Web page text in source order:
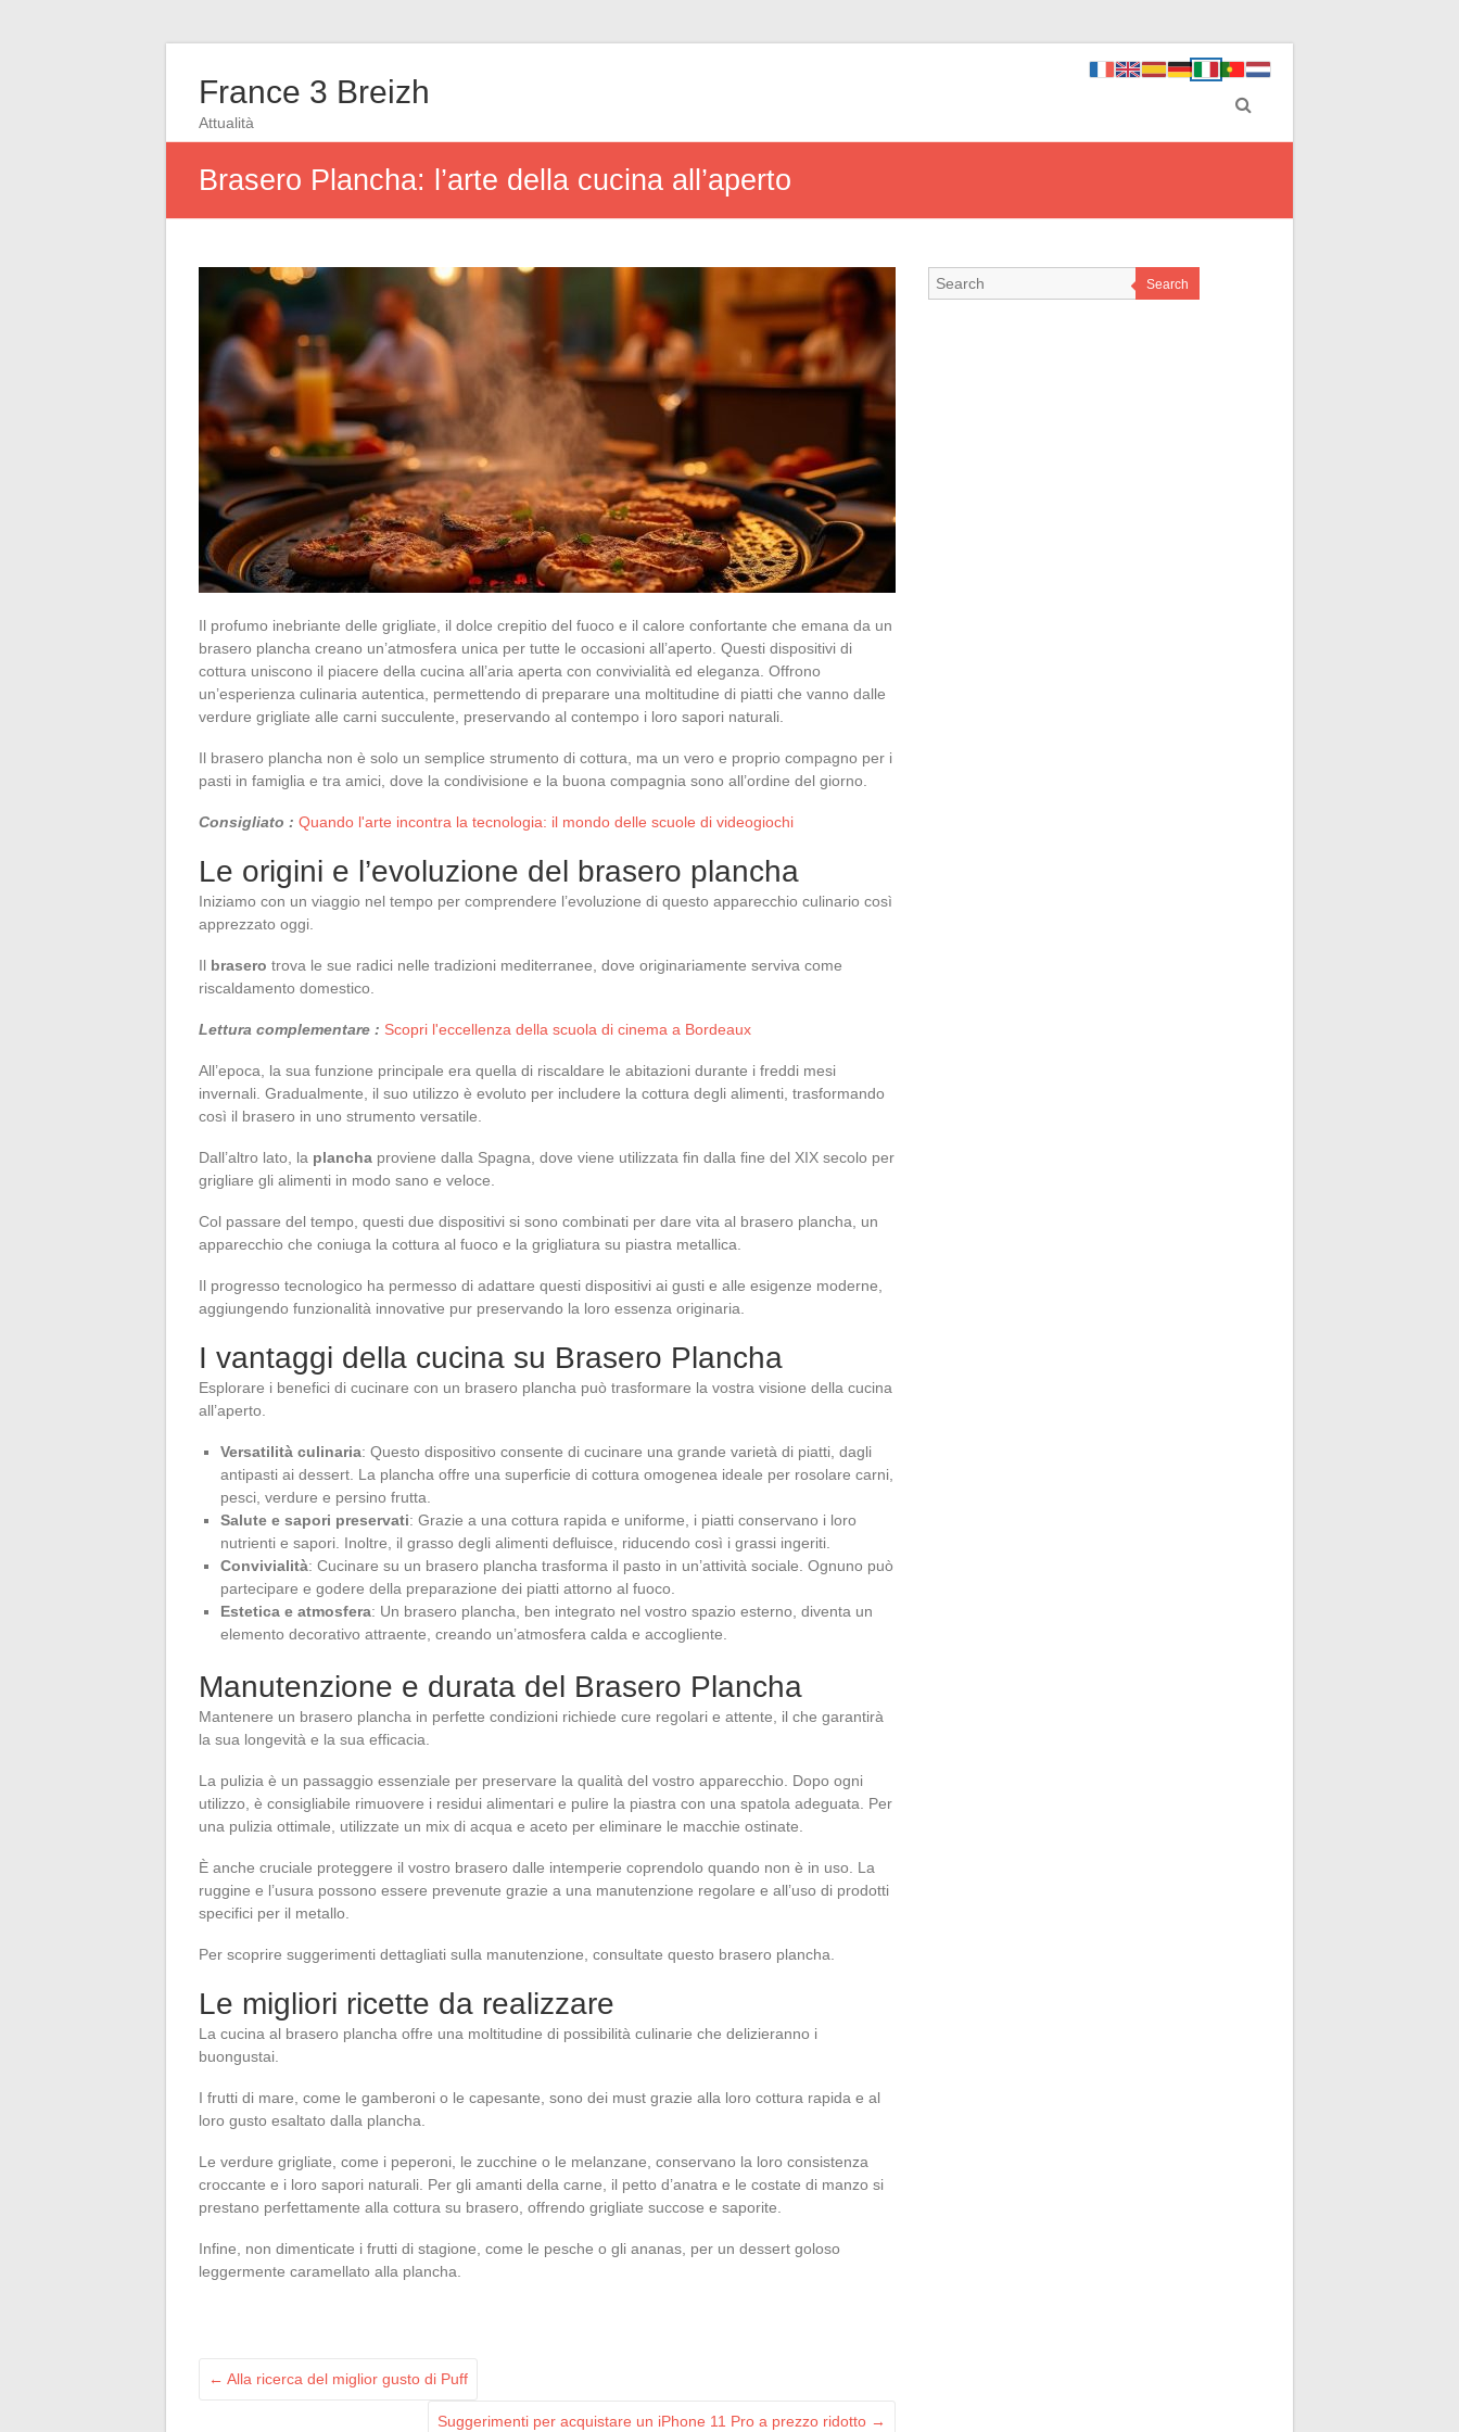
France 3 Breizh
Attualità
Brasero Plancha: l’arte della cucina all’aperto
Il profumo inebriante delle grigliate, il dolce crepitio del fuoco e il calore confortante che emana da un
brasero plancha creano un’atmosfera unica per tutte le occasioni all’aperto. Questi dispositivi di
cottura uniscono il piacere della cucina all’aria aperta con convivialità ed eleganza. Offrono
un’esperienza culinaria autentica, permettendo di preparare una moltitudine di piatti che vanno dalle
verdure grigliate alle carni succulente, preservando al contempo i loro sapori naturali.
Il brasero plancha non è solo un semplice strumento di cottura, ma un vero e proprio compagno per i
pasti in famiglia e tra amici, dove la condivisione e la buona compagnia sono all’ordine del giorno.
Consigliato : Quando l'arte incontra la tecnologia: il mondo delle scuole di videogiochi
Le origini e l’evoluzione del brasero plancha
Iniziamo con un viaggio nel tempo per comprendere l’evoluzione di questo apparecchio culinario così
apprezzato oggi.
Il brasero trova le sue radici nelle tradizioni mediterranee, dove originariamente serviva come
riscaldamento domestico.
Lettura complementare : Scopri l'eccellenza della scuola di cinema a Bordeaux
All’epoca, la sua funzione principale era quella di riscaldare le abitazioni durante i freddi mesi
invernali. Gradualmente, il suo utilizzo è evoluto per includere la cottura degli alimenti, trasformando
così il brasero in uno strumento versatile.
Dall’altro lato, la plancha proviene dalla Spagna, dove viene utilizzata fin dalla fine del XIX secolo per
grigliare gli alimenti in modo sano e veloce.
Col passare del tempo, questi due dispositivi si sono combinati per dare vita al brasero plancha, un
apparecchio che coniuga la cottura al fuoco e la grigliatura su piastra metallica.
Il progresso tecnologico ha permesso di adattare questi dispositivi ai gusti e alle esigenze moderne,
aggiungendo funzionalità innovative pur preservando la loro essenza originaria.
I vantaggi della cucina su Brasero Plancha
Esplorare i benefici di cucinare con un brasero plancha può trasformare la vostra visione della cucina
all’aperto.
Versatilità culinaria: Questo dispositivo consente di cucinare una grande varietà di piatti, dagli
antipasti ai dessert. La plancha offre una superficie di cottura omogenea ideale per rosolare carni,
pesci, verdure e persino frutta.
Salute e sapori preservati: Grazie a una cottura rapida e uniforme, i piatti conservano i loro
nutrienti e sapori. Inoltre, il grasso degli alimenti defluisce, riducendo così i grassi ingeriti.
Convivialità: Cucinare su un brasero plancha trasforma il pasto in un’attività sociale. Ognuno può
partecipare e godere della preparazione dei piatti attorno al fuoco.
Estetica e atmosfera: Un brasero plancha, ben integrato nel vostro spazio esterno, diventa un
elemento decorativo attraente, creando un’atmosfera calda e accogliente.
Manutenzione e durata del Brasero Plancha
Mantenere un brasero plancha in perfette condizioni richiede cure regolari e attente, il che garantirà
la sua longevità e la sua efficacia.
La pulizia è un passaggio essenziale per preservare la qualità del vostro apparecchio. Dopo ogni
utilizzo, è consigliabile rimuovere i residui alimentari e pulire la piastra con una spatola adeguata. Per
una pulizia ottimale, utilizzate un mix di acqua e aceto per eliminare le macchie ostinate.
È anche cruciale proteggere il vostro brasero dalle intemperie coprendolo quando non è in uso. La
ruggine e l’usura possono essere prevenute grazie a una manutenzione regolare e all’uso di prodotti
specifici per il metallo.
Per scoprire suggerimenti dettagliati sulla manutenzione, consultate questo brasero plancha.
Le migliori ricette da realizzare
La cucina al brasero plancha offre una moltitudine di possibilità culinarie che delizieranno i
buongustai.
I frutti di mare, come le gamberoni o le capesante, sono dei must grazie alla loro cottura rapida e al
loro gusto esaltato dalla plancha.
Le verdure grigliate, come i peperoni, le zucchine o le melanzane, conservano la loro consistenza
croccante e i loro sapori naturali. Per gli amanti della carne, il petto d’anatra e le costate di manzo si
prestano perfettamente alla cottura su brasero, offrendo grigliate succose e saporite.
Infine, non dimenticate i frutti di stagione, come le pesche o gli ananas, per un dessert goloso
leggermente caramellato alla plancha.
← Alla ricerca del miglior gusto di Puff
Suggerimenti per acquistare un iPhone 11 Pro a prezzo ridotto →
Search